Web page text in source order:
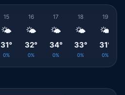
15
🌤️
31°
0%
16
🌤️
32°
0%
17
🌤️
34°
0%
18
🌤️
33°
0%
19
🌤️
31°
0%